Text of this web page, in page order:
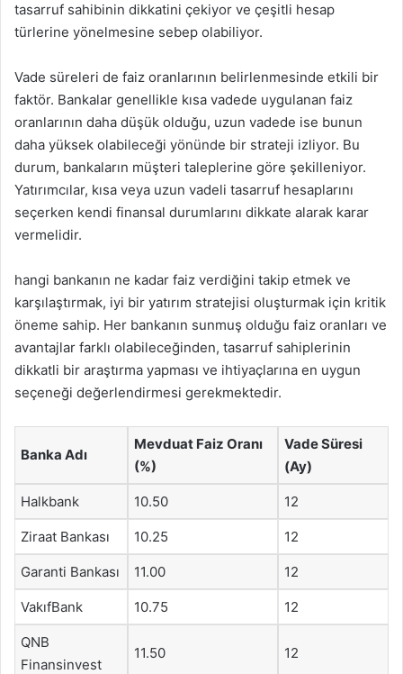
tasarruf sahibinin dikkatini çekiyor ve çeşitli hesap
türlerine yönelmesine sebep olabiliyor.
Vade süreleri de faiz oranlarının belirlenmesinde etkili bir
faktör. Bankalar genellikle kısa vadede uygulanan faiz
oranlarının daha düşük olduğu, uzun vadede ise bunun
daha yüksek olabileceği yönünde bir strateji izliyor. Bu
durum, bankaların müşteri taleplerine göre şekilleniyor.
Yatırımcılar, kısa veya uzun vadeli tasarruf hesaplarını
seçerken kendi finansal durumlarını dikkate alarak karar
vermelidir.
hangi bankanın ne kadar faiz verdiğini takip etmek ve
karşılaştırmak, iyi bir yatırım stratejisi oluşturmak için kritik
öneme sahip. Her bankanın sunmuş olduğu faiz oranları ve
avantajlar farklı olabileceğinden, tasarruf sahiplerinin
dikkatli bir araştırma yapması ve ihtiyaçlarına en uygun
seçeneği değerlendirmesi gerekmektedir.
Banka Adı
Mevduat Faiz Oranı
(%)
Vade Süresi
(Ay)
Halkbank 10.50 12
Ziraat Bankası 10.25 12
Garanti Bankası 11.00 12
VakıfBank 10.75 12
QNB
Finansinvest
11.50 12